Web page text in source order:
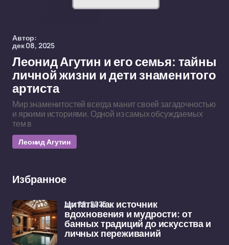
Автор:
дек 08, 2025
Леонид Агутин и его семья: тайны
личной жизни и дети знаменитого
артиста
Мир знаменитостей всегда манит своей загадочностью
и яркими историями. Одной из самых обсуждаемых
тем в
Леонид Агутин
Избранное
Цитаты как источник
вдохновения и мудрости: от
банных традиций до искусства и
личных переживаний
дек 29, 2025